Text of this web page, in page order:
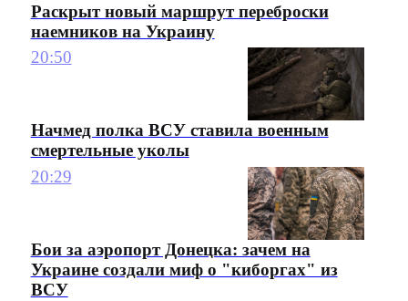
Раскрыт новый маршрут переброски
наемников на Украину
20:50
Начмед полка ВСУ ставила военным
смертельные уколы
20:29
Бои за аэропорт Донецка: зачем на
Украине создали миф о "киборгах" из
ВСУ